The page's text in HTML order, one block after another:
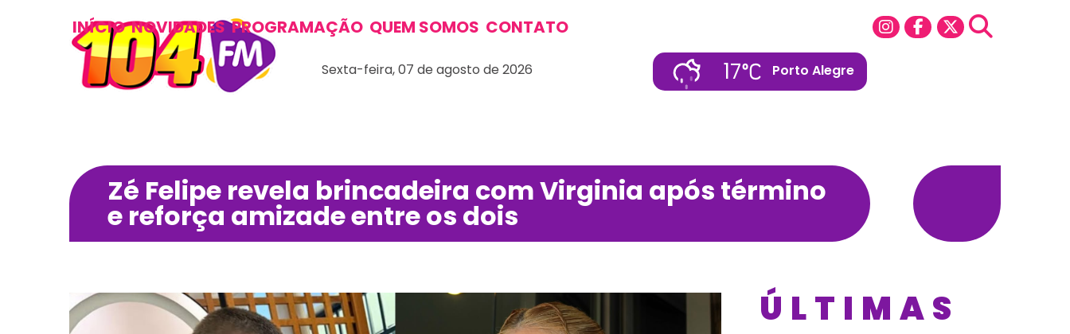
INÍCIO NOVIDADES PROGRAMAÇÃO QUEM SOMOS CONTATO
Sexta-feira, 07 de agosto de 2026 Porto Alegre
17
Zé Felipe revela brincadeira com Virginia após término
e reforça amizade entre os dois
ÚLTIMAS